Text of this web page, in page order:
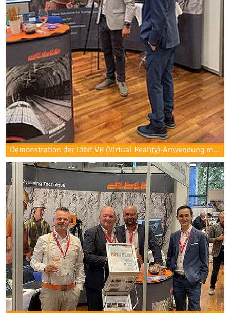
Demonstration der Dibit VR (Virtual Reality)-Anwendung mit VR-Headset.